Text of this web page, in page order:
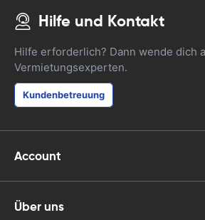
Hilfe und Kontakt
Hilfe erforderlich? Dann wende dich
Vermietungsexperten.
Kundenbetreuung
Account
Über uns